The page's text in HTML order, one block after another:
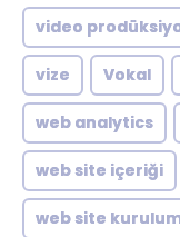
video
vize Vokal
web analytics
web site içeriği
web site